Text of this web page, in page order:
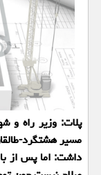
پلات: وزیر راه و
مسیر هشتگرد-
داشت: اما پس از